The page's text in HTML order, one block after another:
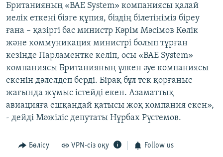
Британияның «BAE System» компаниясы қалай
иелік еткені бізге құпия, біздің білетініміз біреу
ғана – қазіргі бас министр Кәрім Мәсімов Көлік
және коммуникация министрі болып тұрған
кезінде Парламентке келіп, осы «BAE System»
компаниясы Британияның үлкен әуе компаниясы
екенін дәлелдеп берді. Бірақ бұл тек қорғаныс
жағында жұмыс істейді екен. Азаматтық
авиацияға ешқандай қатысы жоқ компания екен»,
- дейді Мәжіліс депутаты Нұрбах Рүстемов.
Бөлісу VPN-сіз оқу Follow us